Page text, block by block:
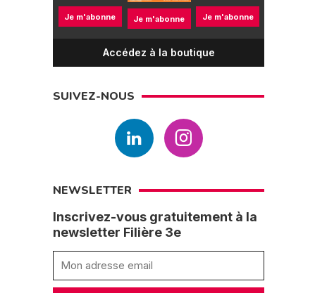
Je m'abonne Je m'abonne Je m'abonne
Accédez à la boutique
SUIVEZ-NOUS
NEWSLETTER
Inscrivez-vous gratuitement à la
newsletter Filière 3e